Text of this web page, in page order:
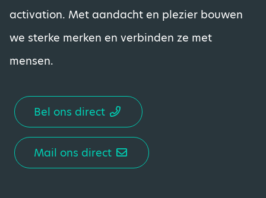
activation. Met aandacht en plezier bouwen
we sterke merken en verbinden ze met
mensen.
Bel ons direct
Mail ons direct